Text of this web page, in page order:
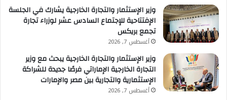
وزير الإستثمار والتجارة الخارجية يشارك في الجلسة
الإفتتاحية للإجتماع السادس عشر لوزراء تجارة
تجمع بريكس
أغسطس 7, 2026
وزير الإستثمار والتجارة الخارجية يبحث مع وزير
التجارة الخارجية الإماراتي فرصًا جديدة للشراكة
الإستثمارية والتجارية بين مصر والإمارات
أغسطس 7, 2026